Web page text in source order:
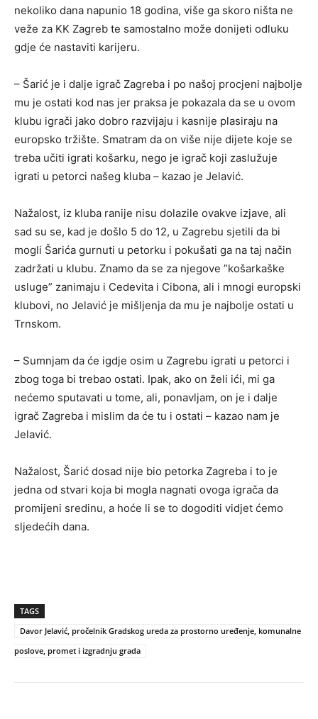
nekoliko dana napunio 18 godina, više ga skoro ništa ne
veže za KK Zagreb te samostalno može donijeti odluku
gdje će nastaviti karijeru.
– Šarić je i dalje igrač Zagreba i po našoj procjeni najbolje
mu je ostati kod nas jer praksa je pokazala da se u ovom
klubu igrači jako dobro razvijaju i kasnije plasiraju na
europsko tržište. Smatram da on više nije dijete koje se
treba učiti igrati košarku, nego je igrač koji zaslužuje
igrati u petorci našeg kluba – kazao je Jelavić.
Nažalost, iz kluba ranije nisu dolazile ovakve izjave, ali
sad su se, kad je došlo 5 do 12, u Zagrebu sjetili da bi
mogli Šarića gurnuti u petorku i pokušati ga na taj način
zadržati u klubu. Znamo da se za njegove ”košarkaške
usluge” zanimaju i Cedevita i Cibona, ali i mnogi europski
klubovi, no Jelavić je mišljenja da mu je najbolje ostati u
Trnskom.
– Sumnjam da će igdje osim u Zagrebu igrati u petorci i
zbog toga bi trebao ostati. Ipak, ako on želi ići, mi ga
nećemo sputavati u tome, ali, ponavljam, on je i dalje
igrač Zagreba i mislim da će tu i ostati – kazao nam je
Jelavić.
Nažalost, Šarić dosad nije bio petorka Zagreba i to je
jedna od stvari koja bi mogla nagnati ovoga igrača da
promijeni sredinu, a hoće li se to dogoditi vidjet ćemo
sljedećih dana.
TAGS
Davor Jelavić, pročelnik Gradskog ureda za prostorno uređenje, komunalne
poslove, promet i izgradnju grada